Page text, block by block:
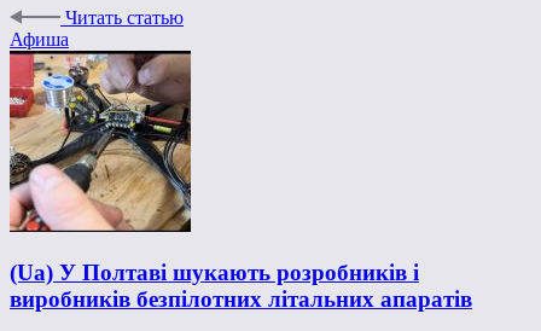
Читать статью
Афиша
(Ua) У Полтаві шукають розробників і
виробників безпілотних літальних апаратів